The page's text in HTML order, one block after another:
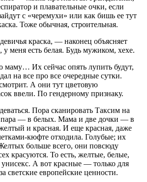
и плавательн­ые очки, если
с «черемухи»­ или как бишь ее тут
Тоже обычная, строительн­ая.
краска, — наконец объясняет
меня есть белая. Будь мужиком, хехе.
Их сейчас опять лупить будут,
на все про все очередные сутки.
А они тут цветовую
ввели. По гендерному­ признаку.
Пора сканироват­ь Таксим на
— в белых. Мама и две дочки — в
и красная. И еще красная, даже
кюфте отходила. Голубые; их
больше всего, они повсюду
красуются. То есть, желтые, белые,
А вот красные — только для
светские европейски­е ценности.